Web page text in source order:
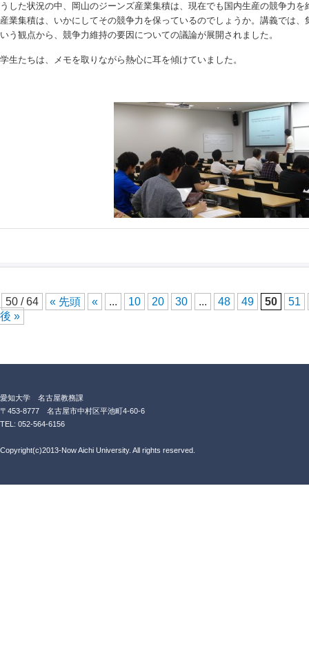
うした状況の中、岡山のジーンズ産業集積は、現在でも国内生産の競争力
産業集積は、いかにしてその競争力を保っているのでしょうか。講義では
いう観点から、競争力維持の要因についての議論が展開されました。
学生たちは、メモを取りながら熱心に耳を傾けていました。
50 / 64 « 先頭 « ... 10 20 30 ... 48 49 50
51
後 »
愛知大学 名古屋教務課
〒453-8777 名古屋市中村区平池町4-60-6
TEL: 052-564-6156
Copyright(c)2013-Now Aichi University. All rights reserved.